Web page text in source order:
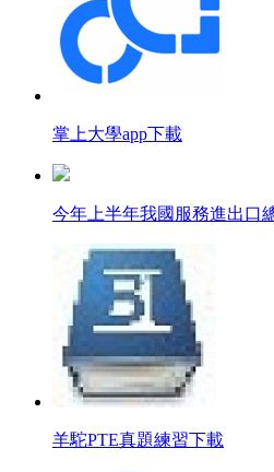
掌上大學app下載
今年上半年我國服務進出口
羊駝PTE真題練習下載